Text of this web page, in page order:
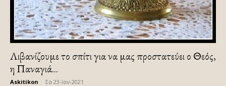
Λιβανίζουμε το σπίτι για να μας προστατεύει ο Θεός,
η Παναγιά...
Askitikon Σα 23-Ιαν-2021